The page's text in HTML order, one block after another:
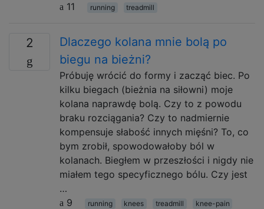
11
running treadmill
2
Dlaczego kolana mnie bolą po
biegu na bieżni?
Próbuję wrócić do formy i zacząć biec. Po
kilku biegach (bieżnia na siłowni) moje
kolana naprawdę bolą. Czy to z powodu
braku rozciągania? Czy to nadmiernie
kompensuje słabość innych mięśni? To, co
bym zrobił, spowodowałoby ból w
kolanach. Biegłem w przeszłości i nigdy nie
miałem tego specyficznego bólu. Czy jest
…
9
running knees treadmill knee-pain